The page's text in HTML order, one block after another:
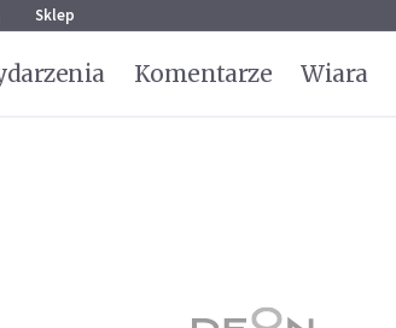
Sklep
Komentarze Wiara